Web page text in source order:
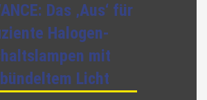
Das ‚Aus‘ für
Halogen-
mit
Licht